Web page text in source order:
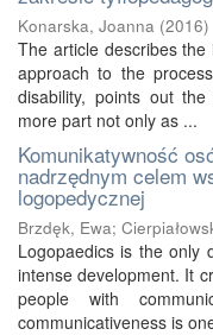
Konarska, Joanna (2016)
The article describes
approach to the
disability, points out
more part not only as ...
Komunikatywność
nadrzędnym celem
logopedycznej
Brzdęk, Ewa;
Logopaedics is the only
intense development. It
people with
communicativeness is